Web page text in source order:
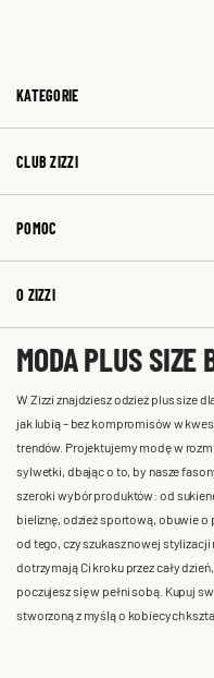
KATEGORIE
CLUB ZIZZI
POMOC
O ZIZZI
MODA PLUS SIZE
W Zizzi znajdziesz odzież plus size
jak lubią – bez kompromisów w
trendów. Projektujemy modę w
sylwetki, dbając o to, by nasze
szeroki wybór produktów: od
bieliznę, odzież sportową, obuwie o
od tego, czy szukasz nowej
dotrzymają Ci kroku przez cały
poczujesz się w pełni sobą. Kupuj
stworzoną z myślą o kobiecych